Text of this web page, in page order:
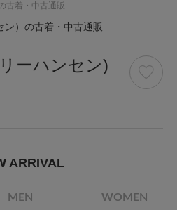
古着・中古通販
） の古着・中古通販
ーハンセン)
ARRIVAL
MEN WOMEN